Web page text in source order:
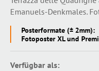
Emanuels-Denkmales.
Posterformate (± 2mm):
Fotoposter XL und
Verfügbar als: